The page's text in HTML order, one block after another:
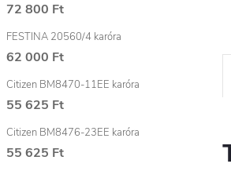
72 800 Ft
FESTINA 20560/4 karóra
62 000 Ft
Citizen BM8470-11EE karóra
55 625 Ft
Citizen BM8476-23EE karóra
55 625 Ft